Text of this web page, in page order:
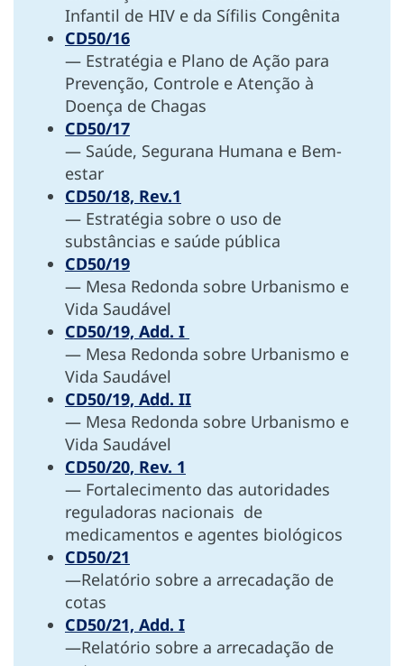
Infantil de HIV e da Sífilis Congênita
CD50/16
— Estratégia e Plano de Ação para
Prevenção, Controle e Atenção à
Doença de Chagas
CD50/17
— Saúde, Segurana Humana e Bem-
estar
CD50/18, Rev.1
— Estratégia sobre o uso de
substâncias e saúde pública
CD50/19
— Mesa Redonda sobre Urbanismo e
Vida Saudável
CD50/19, Add. I
— Mesa Redonda sobre Urbanismo e
Vida Saudável
CD50/19, Add. II
— Mesa Redonda sobre Urbanismo e
Vida Saudável
CD50/20, Rev. 1
— Fortalecimento das autoridades
reguladoras nacionais de
medicamentos e agentes biológicos
CD50/21
—Relatório sobre a arrecadação de
cotas
CD50/21, Add. I
—Relatório sobre a arrecadação de